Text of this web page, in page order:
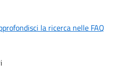
la ricerca nelle FAQ